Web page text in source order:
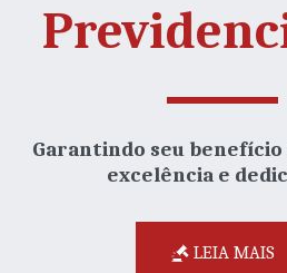
Garantindo seu benefício
excelência e
LEIA MAIS